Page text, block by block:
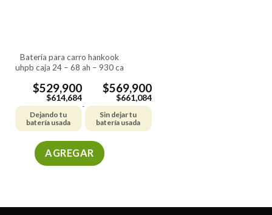
batería para carro hankook
uhpb caja 24 – 68 ah – 930 ca
$529,900
$614,684
Dejando tu
batería usada
-
$569,900
$661,084
Sin dejar tu
batería usada
AGREGAR
múltiples